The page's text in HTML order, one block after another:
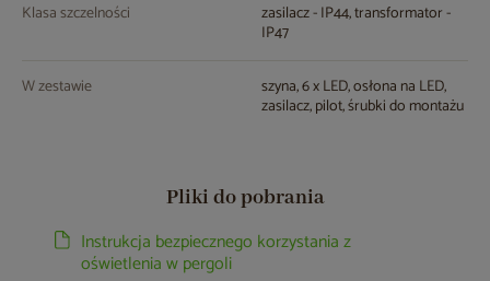
Klasa szczelności zasilacz - IP44, transformator -
IP47
W zestawie szyna, 6 x LED, osłona na LED,
zasilacz, pilot, śrubki do montażu
Pliki do pobrania
Instrukcja bezpiecznego korzystania z
oświetlenia w pergoli